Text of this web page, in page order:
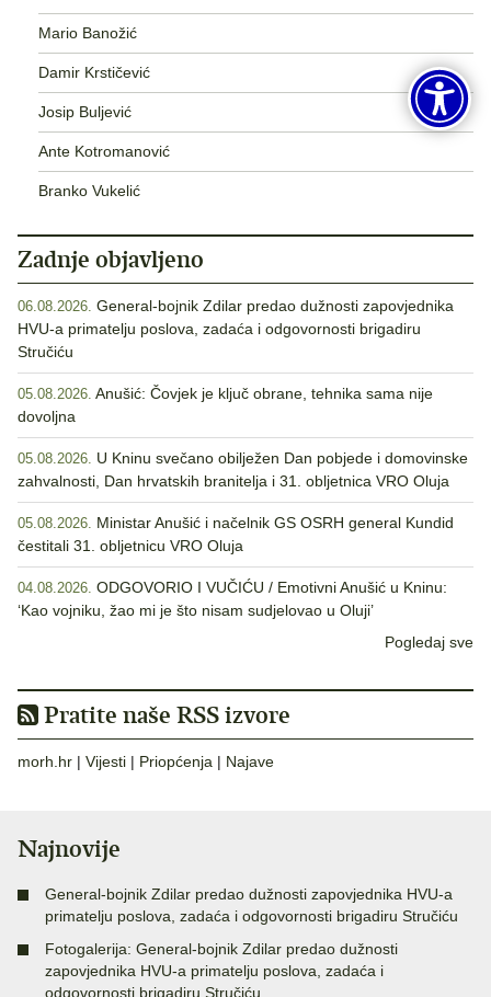
Mario Banožić
Damir Krstičević
Josip Buljević
Ante Kotromanović
Branko Vukelić
Zadnje objavljeno
06.08.2026. General-bojnik Zdilar predao dužnosti zapovjednika
HVU-a primatelju poslova, zadaća i odgovornosti brigadiru
Stručiću
05.08.2026. Anušić: Čovjek je ključ obrane, tehnika sama nije
dovoljna
05.08.2026.
U Kninu svečano obilježen Dan pobjede i domovinske
zahvalnosti, Dan hrvatskih branitelja i 31. obljetnica VRO Oluja
05.08.2026.
Ministar Anušić i načelnik GS OSRH general Kundid
čestitali 31. obljetnicu VRO Oluja
04.08.2026. ODGOVORIO I VUČIĆU / Emotivni Anušić u Kninu:
‘Kao vojniku, žao mi je što nisam sudjelovao u Oluji’
Pogledaj sve
Pratite naše RSS izvore
morh.hr | Vijesti | Priopćenja | Najave
Najnovije
General-bojnik Zdilar predao dužnosti zapovjednika HVU-a
primatelju poslova, zadaća i odgovornosti brigadiru Stručiću
Fotogalerija: General-bojnik Zdilar predao dužnosti
zapovjednika HVU-a primatelju poslova, zadaća i
odgovornosti brigadiru Stručiću